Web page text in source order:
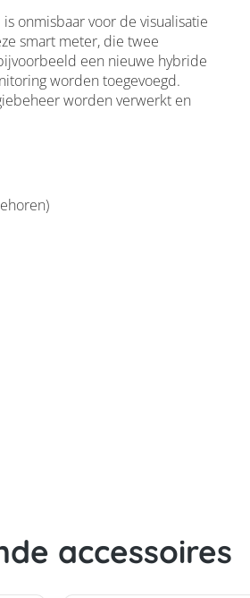
20
onmisbaar voor de visualisatie
smart meter, die twee
een nieuwe hybride
worden toegevoegd.
worden verwerkt en
accessoires